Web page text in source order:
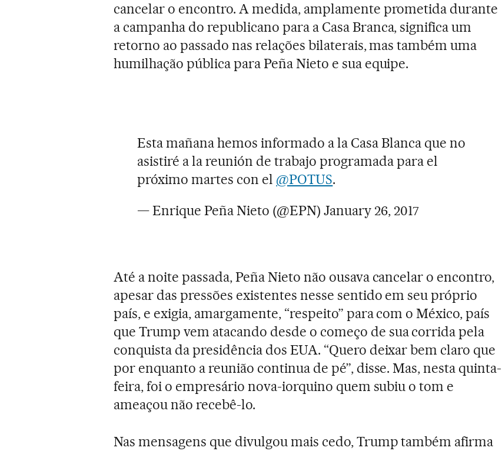
cancelar o encontro. A medida, amplamente prometida durante
a campanha do republicano para a Casa Branca, significa um
retorno ao passado nas relações bilaterais, mas também uma
humilhação pública para Peña Nieto e sua equipe.
Esta mañana hemos informado a la Casa Blanca que no
asistiré a la reunión de trabajo programada para el
próximo martes con el @POTUS.
— Enrique Peña Nieto (@EPN)January 26, 2017
Até a noite passada, Peña Nieto não ousava cancelar o encontro,
apesar das pressões existentes nesse sentido em seu próprio
país, e exigia, amargamente, “respeito” para com o México, país
que Trump vem atacando desde o começo de sua corrida pela
conquista da presidência dos EUA. “Quero deixar bem claro que
por enquanto a reunião continua de pé”, disse. Mas, nesta quinta-
feira, foi o empresário nova-iorquino quem subiu o tom e
ameaçou não recebê-lo.
Nas mensagens que divulgou mais cedo, Trump também afirma